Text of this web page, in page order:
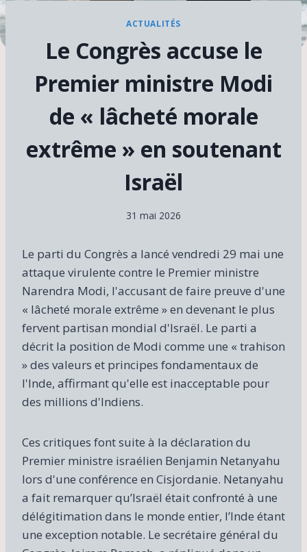
ACTUALITÉS
Le Congrès accuse le
Premier ministre Modi
de « lâcheté morale
extrême » en soutenant
Israël
31 mai 2026
Le parti du Congrès a lancé vendredi 29 mai une
attaque virulente contre le Premier ministre
Narendra Modi, l'accusant de faire preuve d'une
« lâcheté morale extrême » en devenant le plus
fervent partisan mondial d'Israël. Le parti a
décrit la position de Modi comme une « trahison
» des valeurs et principes fondamentaux de
l'Inde, affirmant qu'elle est inacceptable pour
des millions d'Indiens.
Ces critiques font suite à la déclaration du
Premier ministre israélien Benjamin Netanyahu
lors d'une conférence en Cisjordanie. Netanyahu
a fait remarquer qu’Israël était confronté à une
délégitimation dans le monde entier, l’Inde étant
une exception notable. Le secrétaire général du